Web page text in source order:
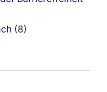
(8)